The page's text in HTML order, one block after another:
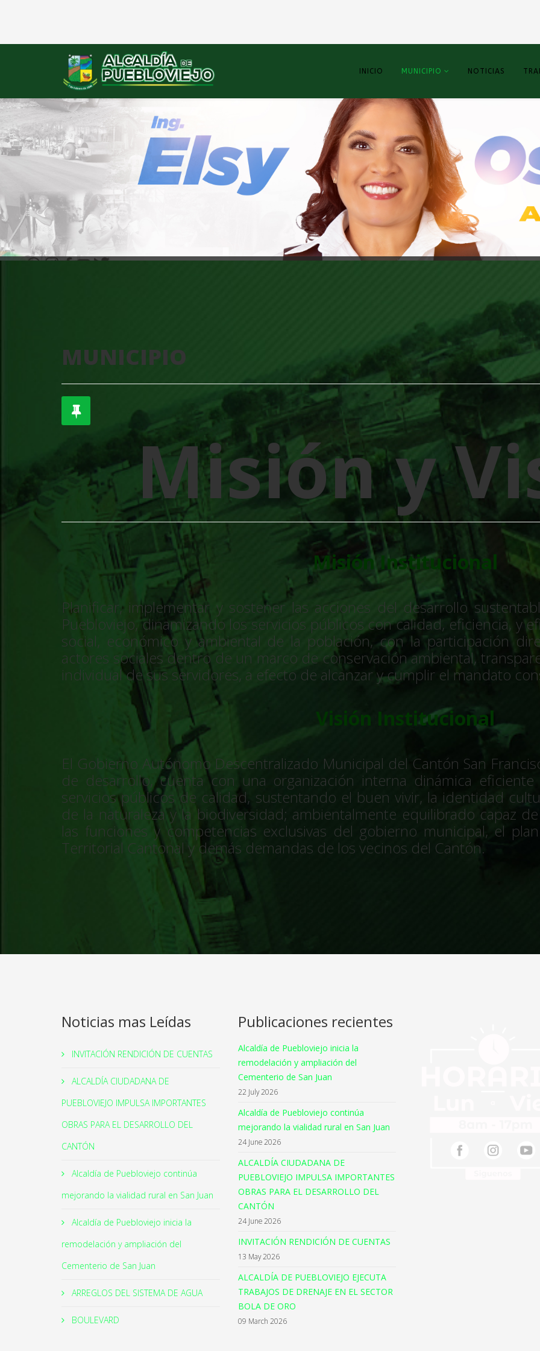
INICIO MUNICIPIO NOTICIAS
MUNICIPIO
Misión y
Misión Institucional
Planificar, implementar y sostener las acciones del desarrollo
Puebloviejo, dinamizando los servicios públicos con calidad, eficiencia, y
social, económico y ambiental de la población, con la participación
actores sociales dentro de un marco de conservación ambiental,
individual de sus servidores, a efecto de alcanzar y cumplir el mandato
Visión Institucional
El Gobierno Autónomo Descentralizado Municipal del Cantón San
de desarrollo, cuenta con una organización interna dinámica
servicios públicos de calidad, sustentando el buen vivir, la identidad
de la naturaleza y la biodiversidad; ambientalmente equilibrado capaz
las funciones y competencias exclusivas del gobierno municipal, el
Territorial Cantonal y demás demandas de los vecinos del Cantón.
Noticias mas Leídas
INVITACIÓN RENDICIÓN DE CUENTAS
ALCALDÍA CIUDADANA DE
PUEBLOVIEJO IMPULSA IMPORTANTES
OBRAS PARA EL DESARROLLO DEL
CANTÓN
Alcaldía de Puebloviejo continúa
mejorando la vialidad rural en San Juan
Alcaldía de Puebloviejo inicia la
remodelación y ampliación del
Cementerio de San Juan
ARREGLOS DEL SISTEMA DE AGUA
BOULEVARD
Publicaciones recientes
Alcaldía de Puebloviejo inicia la
remodelación y ampliación del
Cementerio de San Juan
22 July 2026
Alcaldía de Puebloviejo continúa
mejorando la vialidad rural en San Juan
24 June 2026
ALCALDÍA CIUDADANA DE
PUEBLOVIEJO IMPULSA IMPORTANTES
OBRAS PARA EL DESARROLLO DEL
CANTÓN
24 June 2026
INVITACIÓN RENDICIÓN DE CUENTAS
13 May 2026
ALCALDÍA DE PUEBLOVIEJO EJECUTA
TRABAJOS DE DRENAJE EN EL SECTOR
BOLA DE ORO
09 March 2026